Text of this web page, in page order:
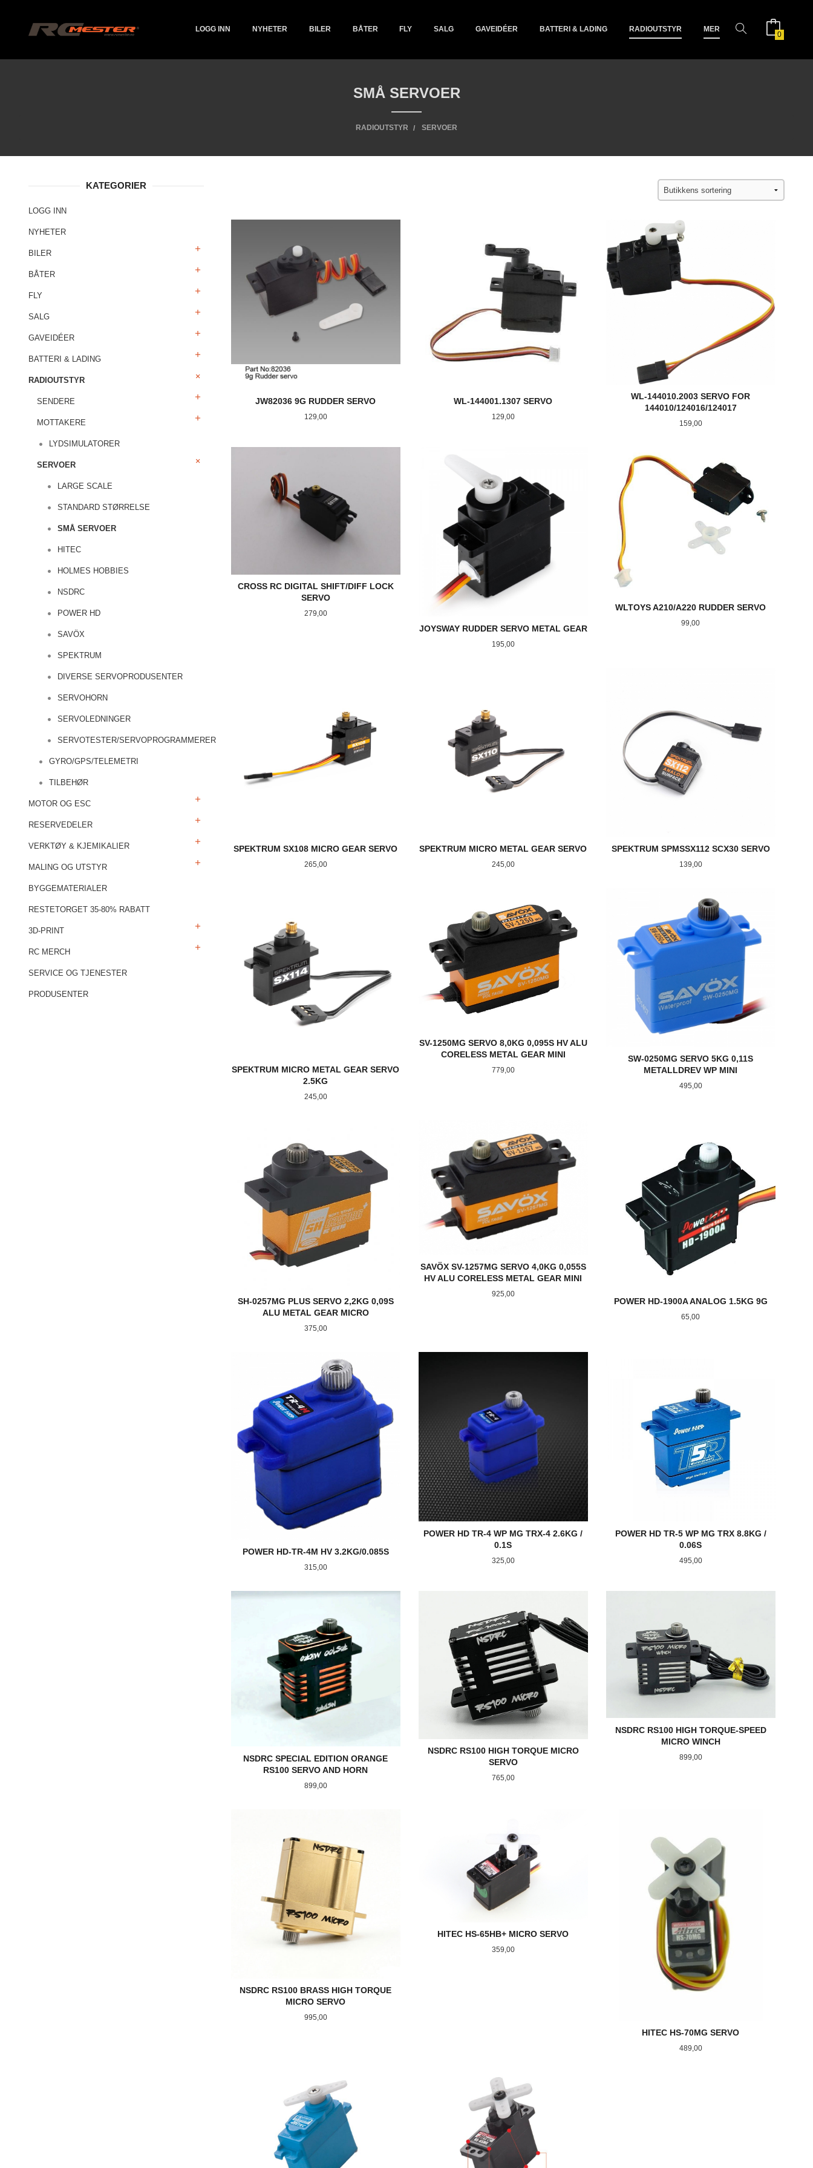
LOGG INN NYHETER BILER BÅTER FLY SALG GAVEIDÉER BATTERI & LADING RADIOUTSTYR MER
0
SMÅ SERVOER
RADIOUTSTYR SERVOER
JW82036 9G RUDDER SERVO
Pris
129,00
WL-144001.1307 SERVO
Pris
129,00
WL-144010.2003 SERVO FOR
144010/124016/124017
Pris
159,00
CROSS RC DIGITAL SHIFT/DIFF LOCK
SERVO
Pris
279,00
JOYSWAY RUDDER SERVO METAL GEAR
Pris
195,00
WLTOYS A210/A220 RUDDER SERVO
Pris
99,00
SPEKTRUM SX108 MICRO GEAR SERVO
Pris
265,00
SPEKTRUM MICRO METAL GEAR SERVO
Pris
245,00
SPEKTRUM SPMSSX112 SCX30 SERVO
Pris
139,00
SPEKTRUM MICRO METAL GEAR SERVO
2.5KG
Pris
245,00
SV-1250MG SERVO 8,0KG 0,095S HV ALU
CORELESS METAL GEAR MINI
Pris
779,00
SW-0250MG SERVO 5KG 0,11S
METALLDREV WP MINI
Pris
495,00
SH-0257MG PLUS SERVO 2,2KG 0,09S
ALU METAL GEAR MICRO
Pris
375,00
SAVÖX SV-1257MG SERVO 4,0KG 0,055S
HV ALU CORELESS METAL GEAR MINI
Pris
925,00
POWER HD-1900A ANALOG 1.5KG 9G
Pris
65,00
POWER HD-TR-4M HV 3.2KG/0.085S
Pris
315,00
KJØP
POWER HD TR-4 WP MG TRX-4 2.6KG /
0.1S
Pris
325,00
POWER HD TR-5 WP MG TRX 8.8KG /
0.06S
Pris
495,00
NSDRC SPECIAL EDITION ORANGE
RS100 SERVO AND HORN
Pris
899,00
NSDRC RS100 HIGH TORQUE MICRO
SERVO
Pris
765,00
NSDRC RS100 HIGH TORQUE-SPEED
MICRO WINCH
Pris
899,00
NSDRC RS100 BRASS HIGH TORQUE
MICRO SERVO
Pris
995,00
HITEC HS-65HB+ MICRO SERVO
Pris
359,00
KJØP
HITEC HS-70MG SERVO
Pris
489,00
KATEGORIER
LOGG INN
NYHETER
BILER
BÅTER
FLY
SALG
GAVEIDÉER
BATTERI & LADING
RADIOUTSTYR
SENDERE
MOTTAKERE
LYDSIMULATORER
SERVOER
LARGE SCALE
STANDARD STØRRELSE
SMÅ SERVOER
HITEC
HOLMES HOBBIES
NSDRC
POWER HD
SAVÖX
SPEKTRUM
DIVERSE SERVOPRODUSENTER
SERVOHORN
SERVOLEDNINGER
SERVOTESTER/SERVOPROGRAMMERER
GYRO/GPS/TELEMETRI
TILBEHØR
MOTOR OG ESC
RESERVEDELER
VERKTØY & KJEMIKALIER
MALING OG UTSTYR
BYGGEMATERIALER
RESTETORGET 35-80% RABATT
3D-PRINT
RC MERCH
SERVICE OG TJENESTER
PRODUSENTER